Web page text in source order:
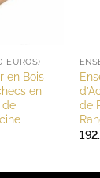
EUROS)
en Bois
en
de
de